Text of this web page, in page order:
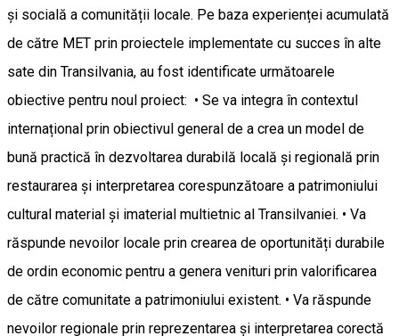
și socială a comunității locale. Pe baza experienței acumulată
de către MET prin proiectele implementate cu succes în alte
sate din Transilvania, au fost identificate următoarele
obiective pentru noul proiect: • Se va integra în contextul
internațional prin obiectivul general de a crea un model de
bună practică în dezvoltarea durabilă locală și regională prin
restaurarea și interpretarea corespunzătoare a patrimoniului
cultural material și imaterial multietnic al Transilvaniei. • Va
răspunde nevoilor locale prin crearea de oportunități durabile
de ordin economic pentru a genera venituri prin valorificarea
de către comunitate a patrimoniului existent. • Va răspunde
nevoilor regionale prin reprezentarea și interpretarea corectă